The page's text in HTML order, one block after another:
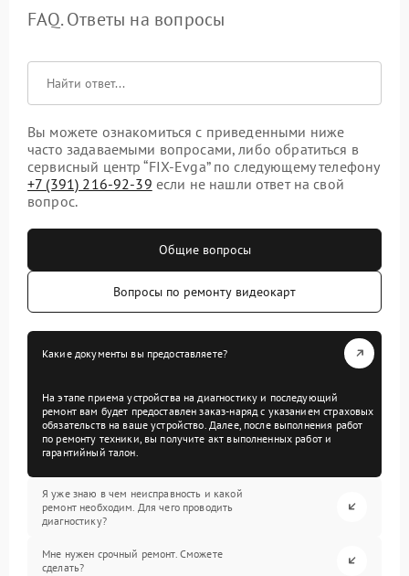
FAQ. Ответы на вопросы
Вы можете ознакомиться с приведенными ниже
часто задаваемыми вопросами, либо обратиться в
сервисный центр “FIX-Evga” по следующему телефону
+7 (391) 216-92-39 если не нашли ответ на свой
вопрос.
Общие вопросы
Вопросы по ремонту видеокарт
Какие документы вы предоставляете?
На этапе приема устройства на диагностику и последующий
ремонт вам будет предоставлен заказ-наряд с указанием страховых
обязательств на ваше устройство. Далее, после выполнения работ
по ремонту техники, вы получите акт выполненных работ и
гарантийный талон.
Я уже знаю в чем неисправность и какой
ремонт необходим. Для чего проводить
диагностику?
Мне нужен срочный ремонт. Сможете
сделать?